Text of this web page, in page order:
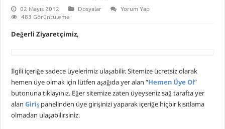
02 Mayıs 2012 Dosyalar
Yorum Yap
483 Görüntüleme
Değerli Ziyaretçimiz,
İlgili içeriğe sadece üyelerimiz ulaşabilir. Sitemize ücretsiz olarak
hemen üye olmak için lütfen aşağıda yer alan “Hemen Üye Ol”
butonuna tıklayınız. Eğer sitemize zaten üyeyseniz sağ tarafta yer
alanGiriş panelinden üye girişinizi yaparak içeriğe hiçbir kısıtlama
olmadan ulaşabilirsiniz.